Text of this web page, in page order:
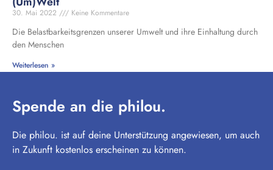
30. Mai 2022 Keine Kommentare
Die Belastbarkeitsgrenzen unserer Umwelt und ihre Einhaltung durch
den Menschen
Weiterlesen »
Spende an die philou.
Die philou. ist auf deine Unterstützung angewiesen, um auch
in Zukunft kostenlos erscheinen zu können.